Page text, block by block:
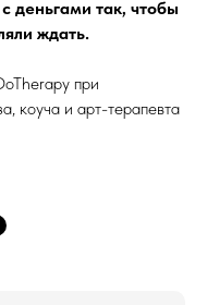
деньгами так, чтобы
ждать.
при
коуча и арт-терапевта